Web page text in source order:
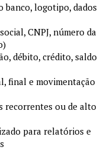
banco, logotipo, dados
CNPJ, número da
débito, crédito, saldo
final e movimentação
recorrentes ou de alto
para relatórios e